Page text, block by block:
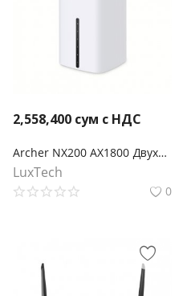
2,558,400 сум с НДС
Archer NX200 AX1800 Двухдиапазонный беспроводной гигабитный 5G-маршрутизатор
LuxTech
0